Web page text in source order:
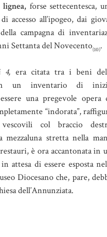
lignea, forse settecentesca,
accesso all’ipogeo, dai
campagna di
Settanta del Novecento(10).
4, era citata tra i beni
un inventario di
una pregevole opera
“indorata”,
col braccio
mezzaluna stretta nella
è ora accantonata in
attesa di essere esposta
Diocesano che, pare,
dell’Annunziata.